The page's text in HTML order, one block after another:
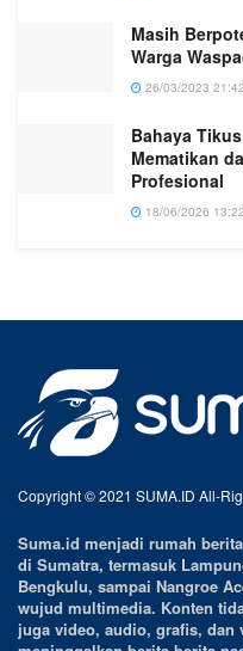
Masih
Warga
26/03/2023 21:42
Bahaya
Mematikan
Profesional
18/06/2026 13:22
Copyright © 2021 SUMA.ID All-
Suma.id menjadi rumah
di Sumatra, termasuk
Bengkulu, sampai Nangroe
wujud multimedia. Konten
juga video, audio, grafis, dan